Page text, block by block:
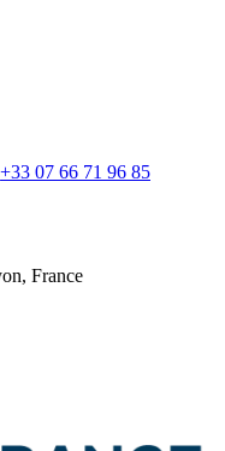
+33 07 66 71 96 85
France